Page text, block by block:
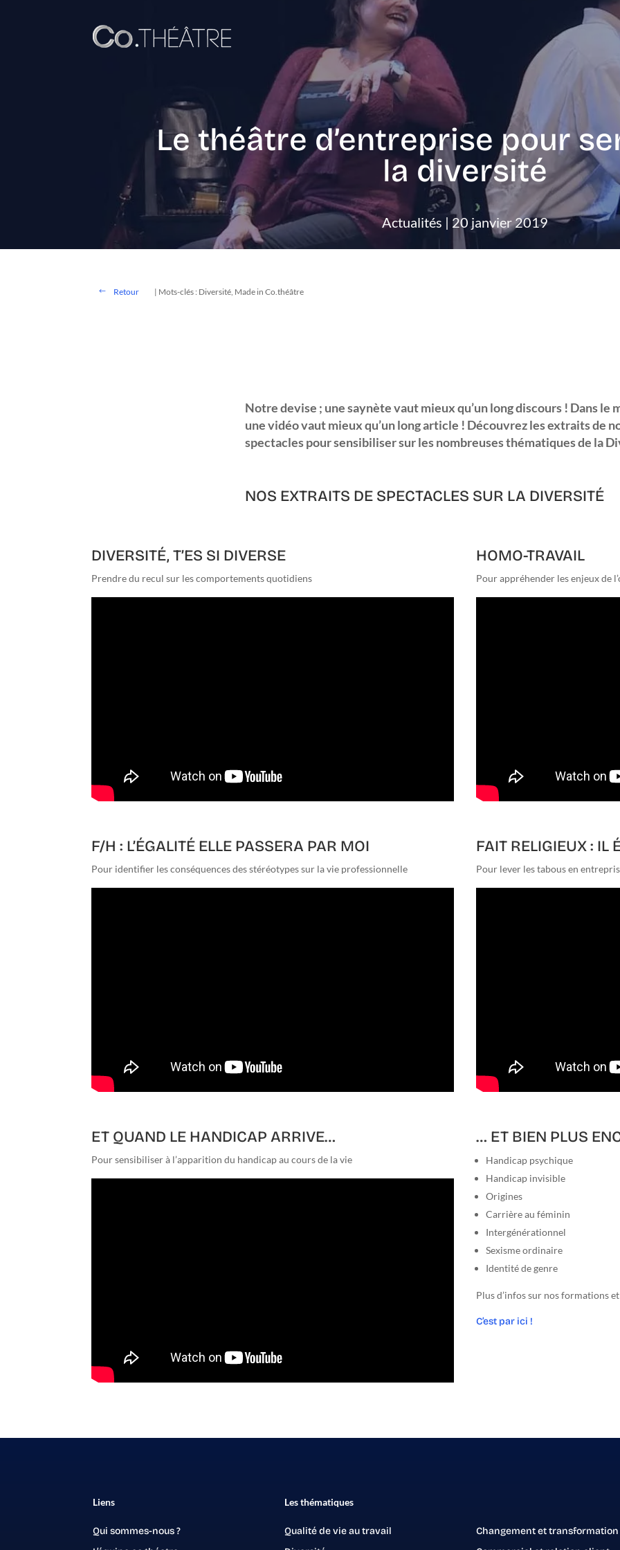
Le théâtre d’entreprise pour
la diversité
Actualités | 20 janvier 2019
Retour | Mots-clés : Diversité, Made in Co.théâtre
Notre devise ; une saynète vaut mieux qu’un long discours ! Dans le
une vidéo vaut mieux qu’un long article ! Découvrez les extraits de
spectacles pour sensibiliser sur les nombreuses thématiques de la
NOS EXTRAITS DE SPECTACLES SUR LA DIVERSITÉ
DIVERSITÉ, T’ES SI DIVERSE
Prendre du recul sur les comportements quotidiens
HOMO-TRAVAIL
Pour appréhender les enjeux de
F/H : L’ÉGALITÉ ELLE PASSERA PAR MOI
Pour identifier les conséquences des stéréotypes sur la vie professionnelle
FAIT RELIGIEUX : IL
Pour lever les tabous en
ET QUAND LE HANDICAP ARRIVE…
Pour sensibiliser à l’apparition du handicap au cours de la vie
… ET BIEN PLUS
Handicap psychique
Handicap invisible
Origines
Carrière au féminin
Intergénérationnel
Sexisme ordinaire
Identité de genre
Plus d’infos sur nos formations
C’est par ici !
Liens
Qui sommes-nous ?
Les thématiques
Qualité de vie au travail
Changement et transformation